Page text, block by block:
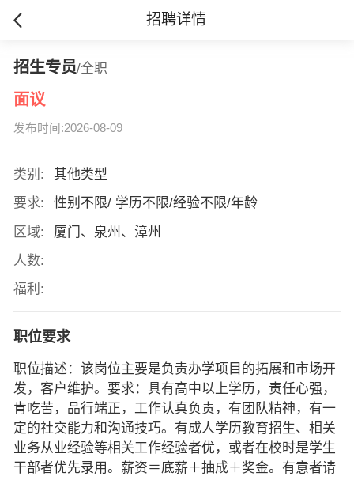
招聘详情
招生专员/全职
面议
发布时间:2026-08-09
类别:
其他类型
要求:
性别不限/ 学历不限/经验不限/年龄
区域:
厦门、泉州、漳州
人数:
福利:
职位要求
职位描述：该岗位主要是负责办学项目的拓展和市场开
发，客户维护。要求：具有高中以上学历，责任心强，
肯吃苦，品行端正，工作认真负责，有团队精神，有一
定的社交能力和沟通技巧。有成人学历教育招生、相关
业务从业经验等相关工作经验者优，或者在校时是学生
干部者优先录用。薪资＝底薪＋抽成＋奖金。有意者请